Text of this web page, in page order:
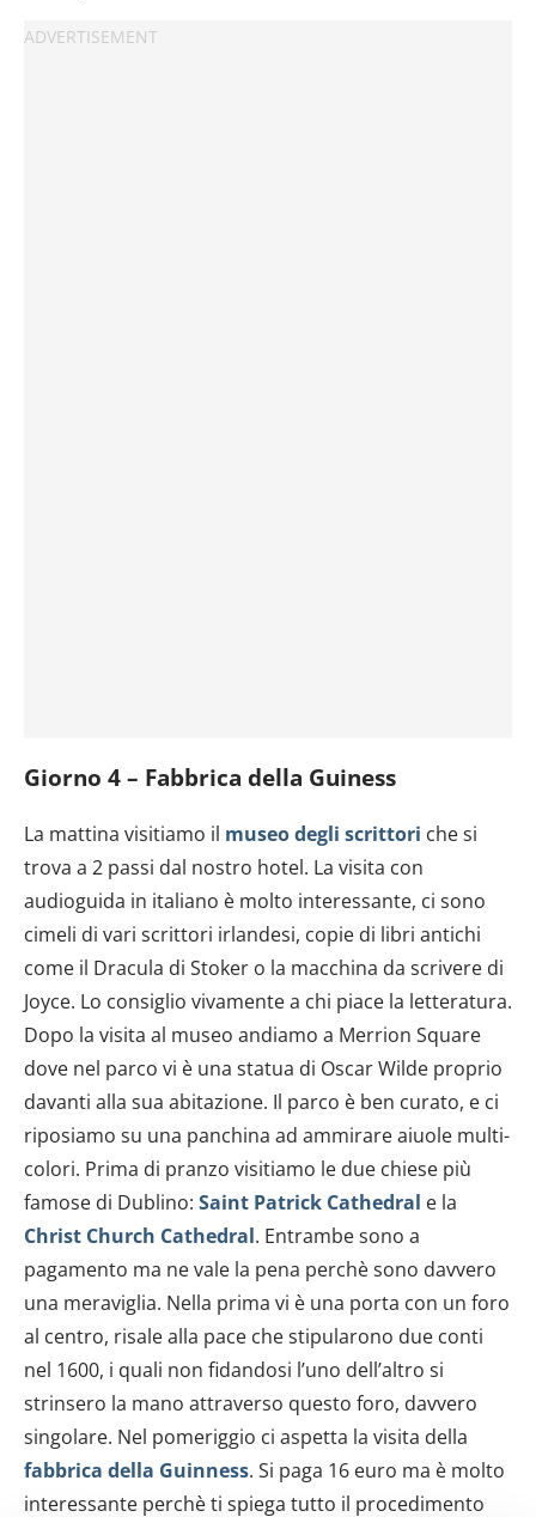
Giorno 4 – Fabbrica della Guiness
La mattina visitiamo il museo degli scrittori che si
trova a 2 passi dal nostro hotel. La visita con
audioguida in italiano è molto interessante, ci sono
cimeli di vari scrittori irlandesi, copie di libri antichi
come il Dracula di Stoker o la macchina da scrivere di
Joyce. Lo consiglio vivamente a chi piace la letteratura.
Dopo la visita al museo andiamo a Merrion Square
dove nel parco vi è una statua di Oscar Wilde proprio
davanti alla sua abitazione. Il parco è ben curato, e ci
riposiamo su una panchina ad ammirare aiuole multi-
colori. Prima di pranzo visitiamo le due chiese più
famose di Dublino: Saint Patrick Cathedral e la
Christ Church Cathedral. Entrambe sono a
pagamento ma ne vale la pena perchè sono davvero
una meraviglia. Nella prima vi è una porta con un foro
al centro, risale alla pace che stipularono due conti
nel 1600, i quali non fidandosi l’uno dell’altro si
strinsero la mano attraverso questo foro, davvero
singolare. Nel pomeriggio ci aspetta la visita della
fabbrica della Guinness. Si paga 16 euro ma è molto
interessante perchè ti spiega tutto il procedimento